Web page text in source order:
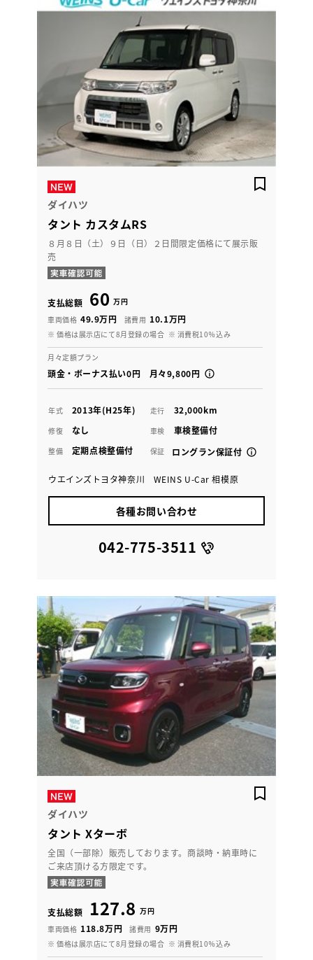
ダイハツ
タント カスタムRS
８月８日（土）９日（日）２日間限定価格にて展示販
売
支払総額 60 万円
車両価格 49.9万円 諸費用 10.1万円
※ 価格は展示店にて8月登録の場合 ※ 消費税10％込み
月々定額プラン
頭金・ボーナス払い0円 月々9,800円
年式 2013年(H25年) 走行 32,000km
修復 なし 車検 車検整備付
整備 定期点検整備付 保証 ロングラン保証付
ウエインズトヨタ神奈川 WEINS U-Car 相模原
各種お問い合わせ
042-775-3511
ダイハツ
タント Xターボ
全国（一部除）販売しております。商談時・納車時に
ご来店頂ける方限定です。
支払総額 127.8 万円
車両価格 118.8万円 諸費用 9万円
※ 価格は展示店にて8月登録の場合 ※ 消費税10％込み